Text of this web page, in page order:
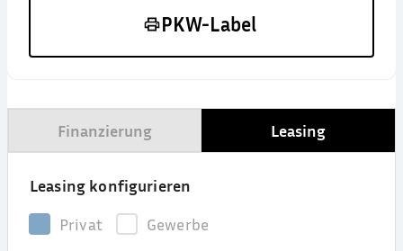
PKW-Label
Finanzierung Leasing
Leasing konfigurieren
Privat
Gewerbe